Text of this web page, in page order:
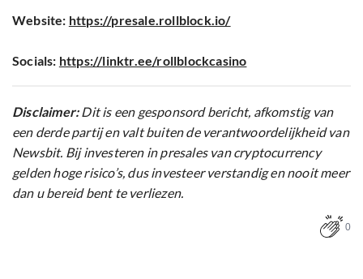
Website: https://presale.rollblock.io/
Socials: https://linktr.ee/rollblockcasino
Disclaimer:Dit is een gesponsord bericht, afkomstig van
een derde partij en valt buiten de verantwoordelijkheid van
Newsbit. Bij investeren in presales van cryptocurrency
gelden hoge risico’s, dus investeer verstandig en nooit meer
dan u bereid bent te verliezen.
0